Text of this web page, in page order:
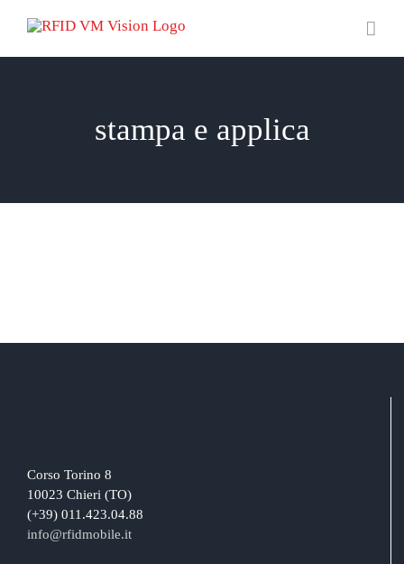
contenuto
stampa e applica
Corso Torino 8
10023 Chieri (TO)
(+39) 011.423.04.88
info@rfidmobile.it